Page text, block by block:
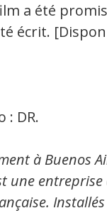
a été promis
écrit.
: DR.
à Buenos
une